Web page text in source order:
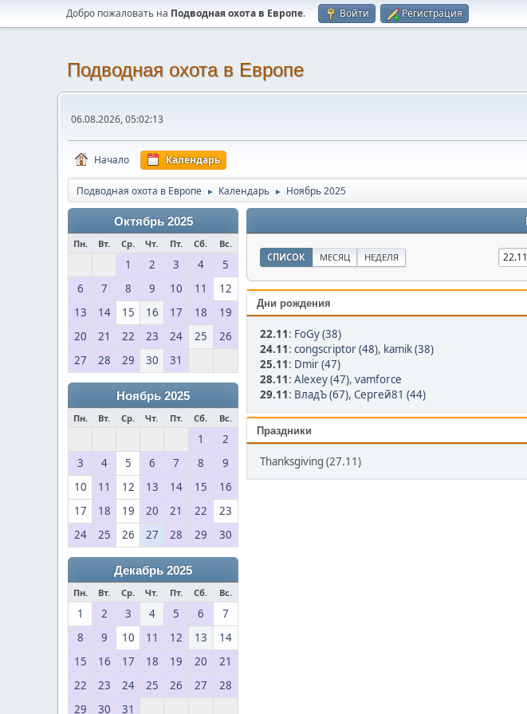
Добро пожаловать на Подводная охота в Европе. Войти Регистрация
Подводная охота в Европе
06.08.2026, 05:02:13
Начало Календарь
Подводная охота в Европе ► Календарь ► Ноябрь 2025
Октябрь 2025
Пн. Вт. Ср. Чт. Пт. Сб. Вс.
1 2 3 4
5
6
7 8 9 10 11
12
13
14 15 16 17 18
19
20
21 22 23 24 25
26
27
28 29 30 31
Ноябрь 2025
Пн. Вт. Ср. Чт. Пт. Сб. Вс.
1
2
3
4 5 6 7 8
9
10
11 12 13 14 15
16
17
18 19 20 21 22
23
24
25 26 27 28 29 30
Декабрь 2025
Пн. Вт. Ср. Чт. Пт. Сб. Вс.
1 2 3 4 5 6
7
8
9 10 11 12 13
14
15
16 17 18 19 20
21
22
23 24 25 26 27
28
29
30 31
СПИСОК МЕСЯЦ НЕДЕЛЯ
Дни рождения
22.11: FoGy (38)
24.11: congscriptor (48), kamik (38)
25.11: Dmir (47)
28.11: Alexey (47), vamforce
29.11: ВладЪ (67), Сергей81 (44)
Праздники
Thanksgiving (27.11)